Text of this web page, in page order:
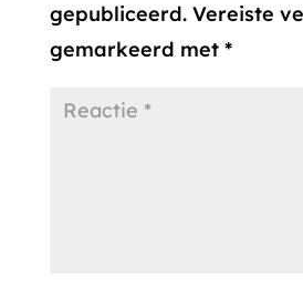
gepubliceerd. Vereiste
gemarkeerd met *